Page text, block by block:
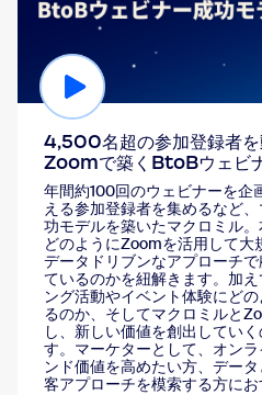
4,500名超の参加登録者を
Zoomで築くBtoBウェビ
年間約100回のウェビナーを企
える参加登録者を集めるなど
功モデルを築いたマクロミル
どのようにZoomを活用して大
データドリブンなアプローチ
ているのかを紐解きます。加
ング活動やイベント体験にど
るのか、そしてマクロミルと
し、新しい価値を創出してい
す。マーケターとして、オン
ンド価値を高めたい方、デー
客アプローチを模索する方にお